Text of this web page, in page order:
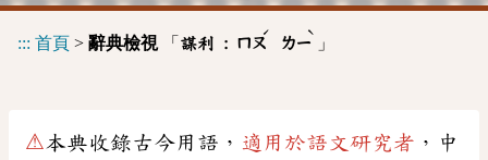
::: 首頁 > 辭典檢視「 謀利 : ㄇㄡ
ˊ
ㄌㄧ
ˋ
」
⚠本典收錄古今用語， 適用於語文研究者 ，中